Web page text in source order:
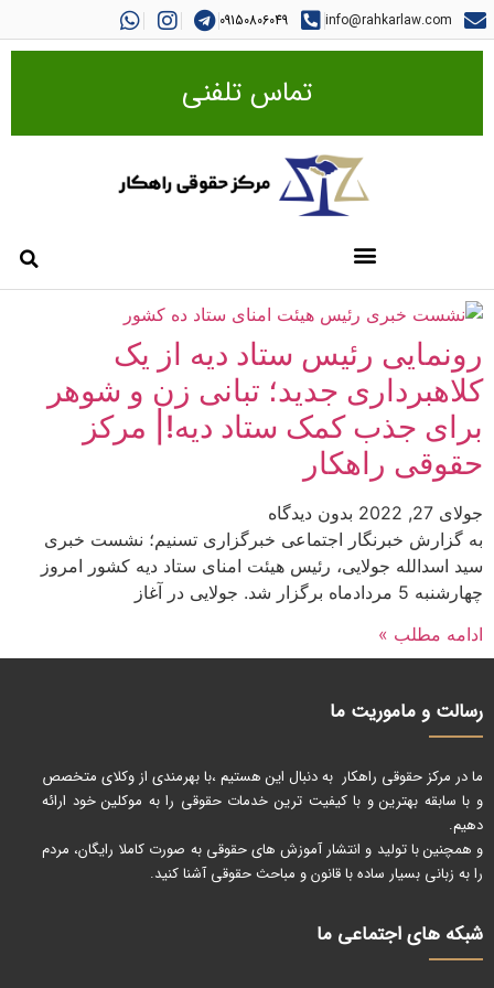
info@rahkarlaw.com
09150806049
تماس تلفنی
رونمایی رئیس ستاد دیه از یک
کلاهبرداری جدید؛ تبانی زن و شوهر
برای جذب کمک ستاد دیه!| مرکز
حقوقی راهکار
جولای 27, 2022
بدون دیدگاه
به گزارش خبرنگار اجتماعی خبرگزاری تسنیم؛ نشست خبری
سید اسدالله جولایی، رئیس هیئت امنای ستاد دیه کشور امروز
چهارشنبه 5 مردادماه برگزار شد. جولایی در آغاز
ادامه مطلب »
رسالت و ماموریت ما
ما در مرکز حقوقی راهکار به دنبال این هستیم ،با بهرمندی از وکلای متخصص
و با سابقه بهترین و با کیفیت ترین خدمات حقوقی را به موکلین خود ارائه
دهیم.
و همچنین با تولید و انتشار آموزش های حقوقی به صورت کاملا رایگان، مردم
را به زبانی بسیار ساده با قانون و مباحث حقوقی آشنا کنید.
شبکه های اجتماعی ما